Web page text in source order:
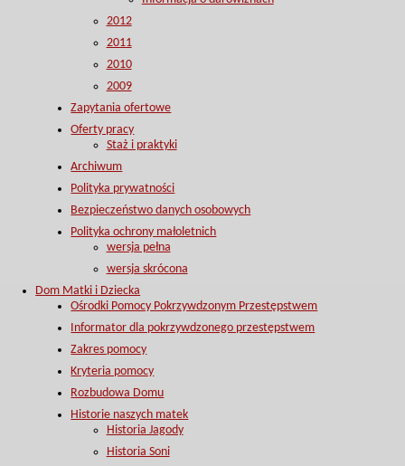
2012
2011
2010
2009
Zapytania ofertowe
Oferty pracy
Staż i praktyki
Archiwum
Polityka prywatności
Bezpieczeństwo danych osobowych
Polityka ochrony małoletnich
wersja pełna
wersja skrócona
Dom Matki i Dziecka
Ośrodki Pomocy Pokrzywdzonym Przestępstwem
Informator dla pokrzywdzonego przestępstwem
Zakres pomocy
Kryteria pomocy
Rozbudowa Domu
Historie naszych matek
Historia Jagody
Historia Soni